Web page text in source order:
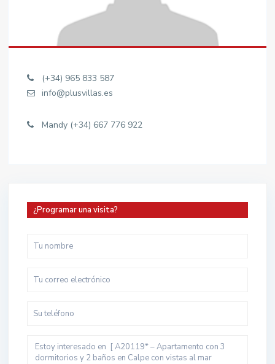
(+34) 965 833 587
info@plusvillas.es
Mandy (+34) 667 776 922
¿Programar una visita?